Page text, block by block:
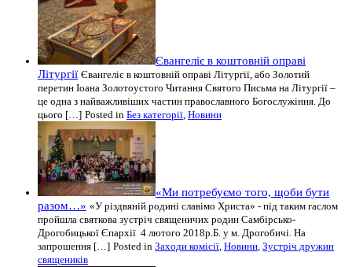
Євангеліє в коштовній оправі
Літургії Євангеліє в коштовній оправі Літургії, або Золотий
перетин Іоана Золотоустого Читання Святого Письма на Літургії –
це одна з найважливіших частин православного Богослужіння. До
цього […] Posted in Без категорії, Новини
«Ми потребуємо того, щоби бути
разом…» «У різдвяній родині славімо Христа» - під таким гаслом
пройшла святкова зустріч священичих родин Самбірсько-
Дрогобицької Єпархії 4 лютого 2018р.Б. у м. Дрогобичі. На
запрошення […] Posted in Заходи комісії, Новини, Зустріч дружин
священиків